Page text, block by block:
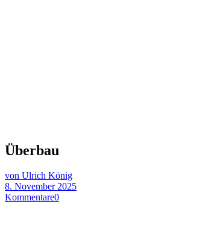
Überbau
von Ulrich König
8. November 2025
Kommentare0